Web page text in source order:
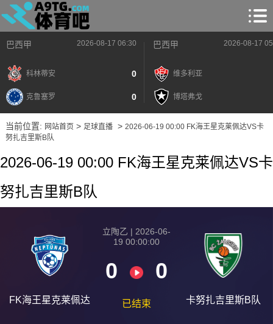
巴西甲 2026-08-17 06:30
科林蒂安 0
克鲁塞罗 0
巴西甲 2026-08-17
维多利亚
博塔弗戈
当前位置: 网站首页> 足球直播> 2026-06-19 00:00 FK海王星克莱佩达VS卡
努扎吉里斯B队
2026-06-19 00:00 FK海王星克莱佩达VS卡
努扎吉里斯B队
FK海王星克莱佩达
立陶乙 | 2026-06-
19 00:00:00
0 0
已结束 卡努扎吉里斯B队